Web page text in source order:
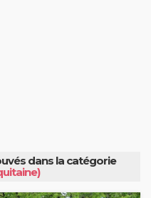
dans la catégorie